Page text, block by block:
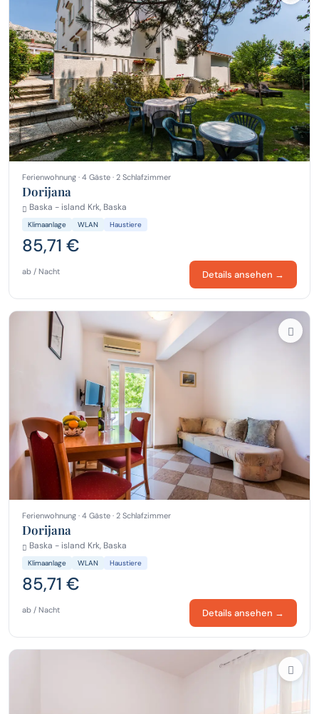
Ferienwohnung · 4 Gäste · 2 Schlafzimmer
Dorijana
Baska - island Krk, Baska
Klimaanlage WLAN Haustiere
85,71 €
ab / Nacht Details ansehen →
Ferienwohnung · 4 Gäste · 2 Schlafzimmer
Dorijana
Baska - island Krk, Baska
Klimaanlage WLAN Haustiere
85,71 €
ab / Nacht Details ansehen →